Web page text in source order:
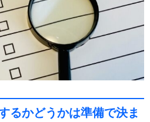
るかどうかは準備で決ま